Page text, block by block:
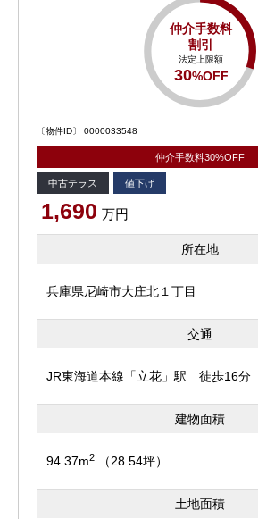
仲介手数料
割引
法定上限額
30%OFF
〔物件ID〕 0000033548
仲介手数料30%OFF
中古テラス 値下げ
1,690 万円
所在地
兵庫県尼崎市大庄北１丁目
交通
JR東海道本線「立花」駅 徒歩16分
建物面積
94.37m2 （28.54坪）
土地面積